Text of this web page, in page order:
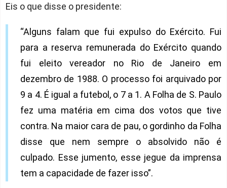
Eis o que disse o presidente:
“Alguns falam que fui expulso do Exército. Fui
para a reserva remunerada do Exército quando
fui eleito vereador no Rio de Janeiro em
dezembro de 1988. O processo foi arquivado por
9 a 4. É igual a futebol, o 7 a 1. A Folha de S. Paulo
fez uma matéria em cima dos votos que tive
contra. Na maior cara de pau, o gordinho da Folha
disse que nem sempre o absolvido não é
culpado. Esse jumento, esse jegue da imprensa
tem a capacidade de fazer isso”.